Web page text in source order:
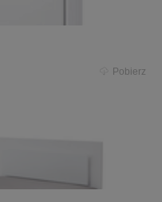
Pobierz